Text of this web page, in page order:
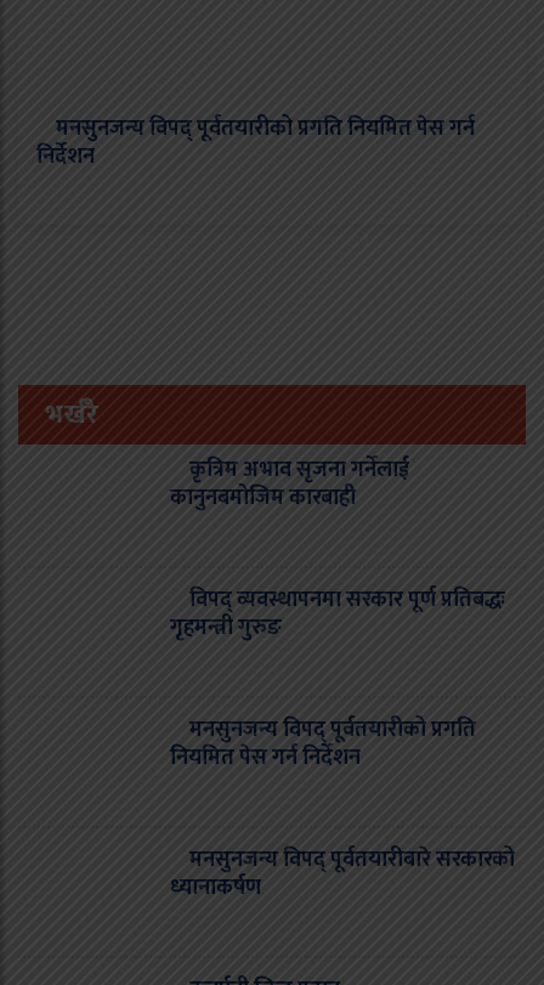
मनसुनजन्य विपद् पूर्वतयारीको प्रगति नियमित पेस गर्न
निर्देशन
भर्खरै
कृत्रिम अभाव सृजना गर्नेलाई
कानुनबमोजिम कारबाही
विपद् व्यवस्थापनमा सरकार पूर्ण प्रतिबद्धः
गृहमन्त्री गुरुङ
मनसुनजन्य विपद् पूर्वतयारीको प्रगति
नियमित पेस गर्न निर्देशन
मनसुनजन्य विपद् पूर्वतयारीबारे सरकारको
ध्यानाकर्षण